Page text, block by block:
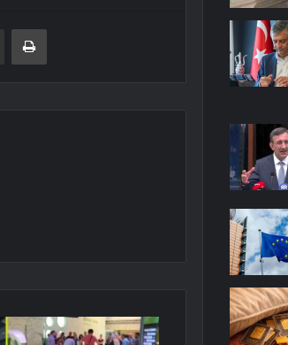
E-Posta ile paylaş Yazdır